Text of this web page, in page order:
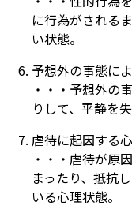
に行為がされる
い状態。
予想外の事態に
・・・ 予想外の
りして、平静を
虐待に起因する
・・・虐待が原
まったり、抵抗
いる心理状態。